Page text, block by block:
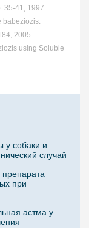
35-41, 1997.
babeziozis.
2005
using Soluble
у собаки и
случай
препарата
при
астма у